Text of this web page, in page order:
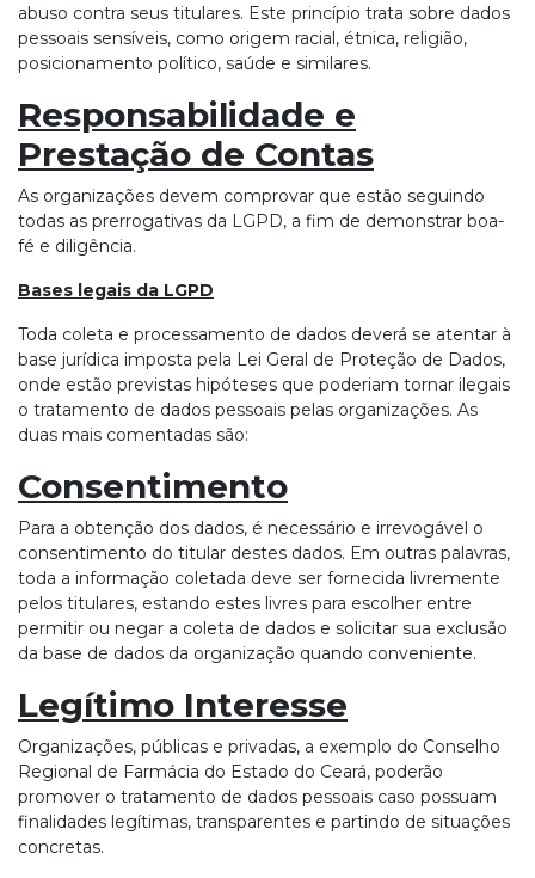
abuso contra seus titulares. Este princípio trata sobre dados
pessoais sensíveis, como origem racial, étnica, religião,
posicionamento político, saúde e similares.
Responsabilidade e
Prestação de Contas
As organizações devem comprovar que estão seguindo
todas as prerrogativas da LGPD, a fim de demonstrar boa-
fé e diligência.
Bases legais da LGPD
Toda coleta e processamento de dados deverá se atentar à
base jurídica imposta pela Lei Geral de Proteção de Dados,
onde estão previstas hipóteses que poderiam tornar ilegais
o tratamento de dados pessoais pelas organizações. As
duas mais comentadas são:
Consentimento
Para a obtenção dos dados, é necessário e irrevogável o
consentimento do titular destes dados. Em outras palavras,
toda a informação coletada deve ser fornecida livremente
pelos titulares, estando estes livres para escolher entre
permitir ou negar a coleta de dados e solicitar sua exclusão
da base de dados da organização quando conveniente.
Legítimo Interesse
Organizações, públicas e privadas, a exemplo do Conselho
Regional de Farmácia do Estado do Ceará, poderão
promover o tratamento de dados pessoais caso possuam
finalidades legítimas, transparentes e partindo de situações
concretas.